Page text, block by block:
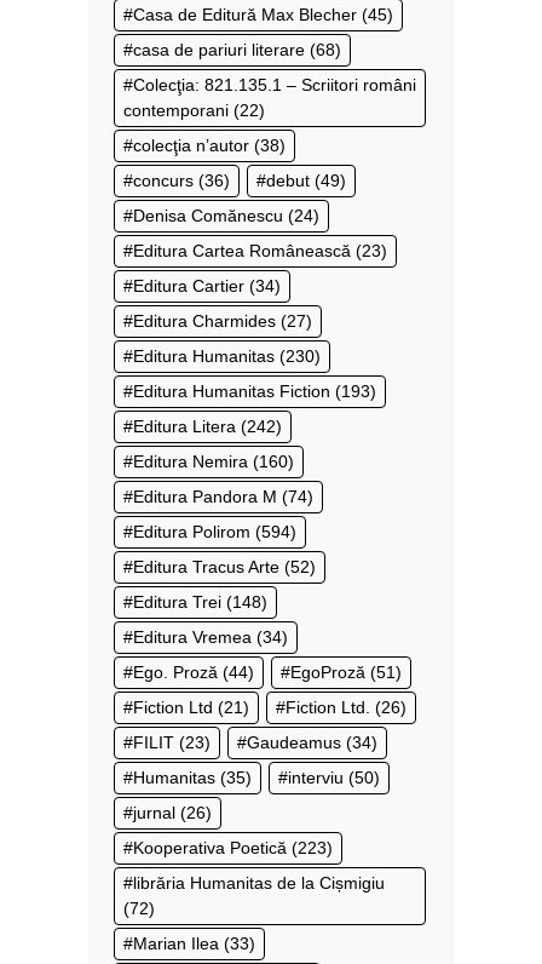
Casa de Editură Max Blecher (45)
casa de pariuri literare (68)
Colecţia: 821.135.1 – Scriitori români
contemporani (22)
colecţia n’autor (38)
concurs (36) debut (49)
Denisa Comănescu (24)
Editura Cartea Românească (23)
Editura Cartier (34)
Editura Charmides (27)
Editura Humanitas (230)
Editura Humanitas Fiction (193)
Editura Litera (242)
Editura Nemira (160)
Editura Pandora M (74)
Editura Polirom (594)
Editura Tracus Arte (52)
Editura Trei (148)
Editura Vremea (34)
Ego. Proză (44) EgoProză (51)
Fiction Ltd (21) Fiction Ltd. (26)
FILIT (23) Gaudeamus (34)
Humanitas (35) interviu (50)
jurnal (26)
Kooperativa Poetică (223)
librăria Humanitas de la Cișmigiu
(72)
Marian Ilea (33)